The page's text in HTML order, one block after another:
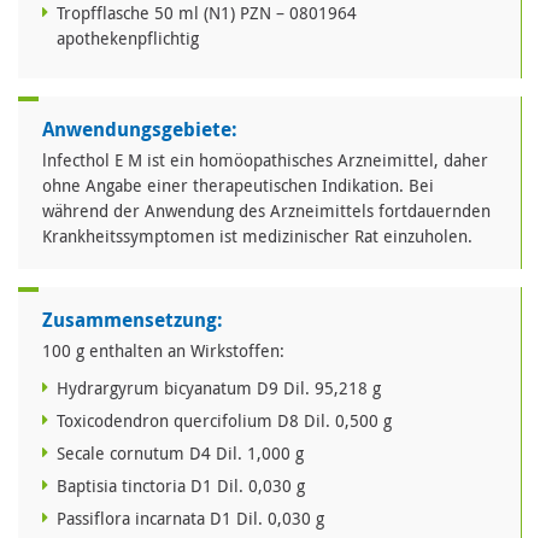
Tropfflasche 50 ml (N1) PZN – 0801964
apothekenpflichtig
Anwendungsgebiete:
lnfecthol E M ist ein homöopathisches Arzneimittel, daher
ohne Angabe einer therapeutischen Indikation. Bei
während der Anwendung des Arzneimittels fortdauernden
Krankheitssymptomen ist medizinischer Rat einzuholen.
Zusammensetzung:
100 g enthalten an Wirkstoffen:
Hydrargyrum bicyanatum D9 Dil. 95,218 g
Toxicodendron quercifolium D8 Dil. 0,500 g
Secale cornutum D4 Dil. 1,000 g
Baptisia tinctoria D1 Dil. 0,030 g
Passiflora incarnata D1 Dil. 0,030 g